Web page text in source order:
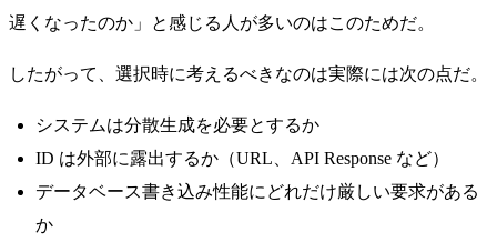
遅くなったのか」と感じる人が多いのはこのためだ。
したがって、選択時に考えるべきなのは実際には次の点だ。
システムは分散生成を必要とするか
ID は外部に露出するか（URL、API Response など）
データベース書き込み性能にどれだけ厳しい要求がある
か